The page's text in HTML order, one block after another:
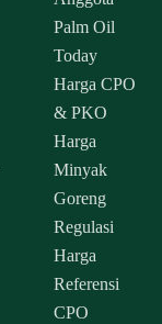
Palm Oil
Today
Harga CPO
& PKO
Harga
Minyak
Goreng
Regulasi
Harga
Referensi
CPO